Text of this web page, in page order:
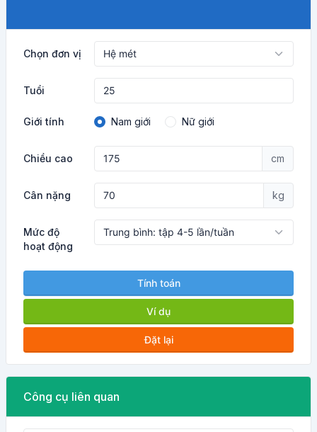
Chọn đơn vị
Tuổi
Giới tính Nam giới Nữ giới
Chiều cao cm
Cân nặng kg
Mức độ
hoạt động
Tính toán
Ví dụ
Đặt lại
Công cụ liên quan